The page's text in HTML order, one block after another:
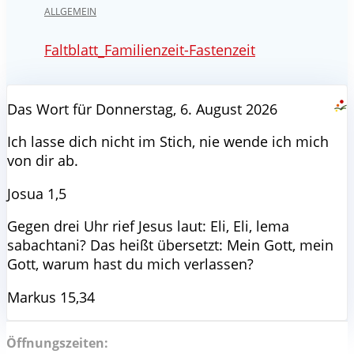
ALLGEMEIN
Faltblatt_Familienzeit-Fastenzeit
Das Wort für Donnerstag, 6. August 2026
Ich lasse dich nicht im Stich, nie wende ich mich
von dir ab.
Josua 1,5
Gegen drei Uhr rief Jesus laut: Eli, Eli, lema
sabachtani? Das heißt übersetzt: Mein Gott, mein
Gott, warum hast du mich verlassen?
Markus 15,34
Öffnungszeiten: